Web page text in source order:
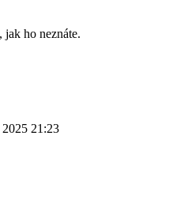
ho neznáte.
2025 21:23